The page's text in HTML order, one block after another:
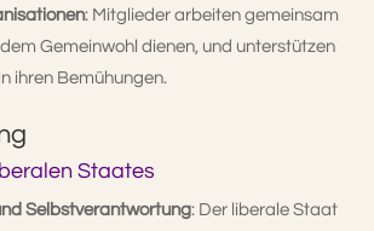
: Mitglieder arbeiten gemeinsam
Gemeinwohl dienen, und unterstützen
ihren Bemühungen.
Staates
Selbstverantwortung: Der liberale Staat